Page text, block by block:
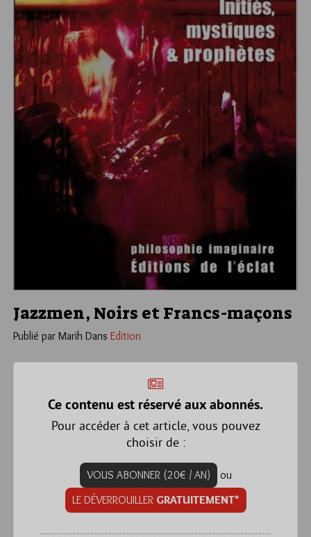
Jazzmen, Noirs et Francs-maçons
Publié par Marih Dans Edition
Ce contenu est réservé aux abonnés.
Pour accéder à cet article, vous pouvez
choisir de :
VOUS ABONNER (20€ / AN)
ou
LE DÉVERROUILLER GRATUITEMENT*